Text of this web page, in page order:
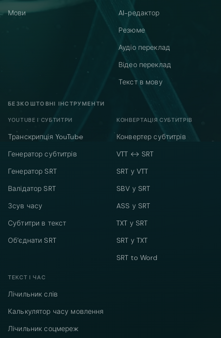
Мови
AI-редактор
Резюме
Аудіо переклад
Відео переклад
Текст в мову
БЕЗКОШТОВНІ ІНСТРУМЕНТИ
YOUTUBE І СУБТИТРИ
Транскрипція YouTube
Генератор субтитрів
Генератор SRT
Валідатор SRT
Зсув часу
Субтитри в текст
Об’єднати SRT
КОНВЕРТАЦІЯ СУБТИТРІВ
Конвертер субтитрів
VTT ↔ SRT
SRT у VTT
SBV у SRT
ASS у SRT
TXT у SRT
SRT у TXT
SRT to Word
ТЕКСТ І ЧАС
Лічильник слів
Калькулятор часу мовлення
Лічильник соцмереж